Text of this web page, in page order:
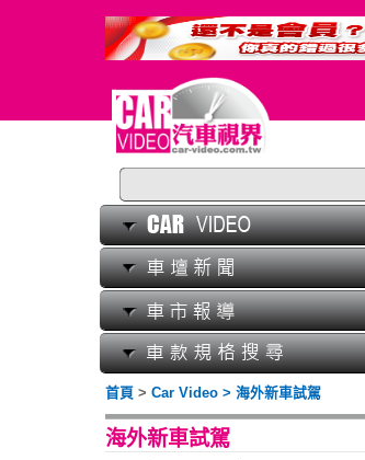
首頁 > Car Video > 海外新車試駕
海外新車試駕